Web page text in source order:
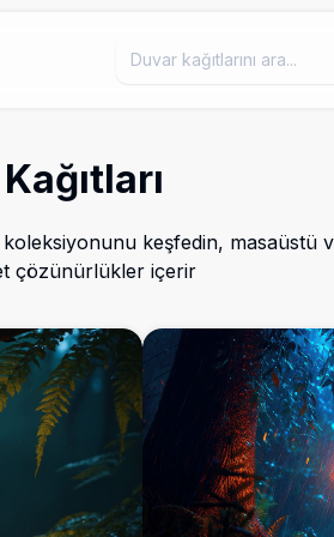
keşfedin, masaüstü
çözünürlükler içerir